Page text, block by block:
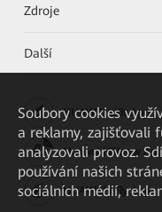
Zdroje
Další
HUAWEI eKit App
Huawei HiKnow App
HUAWEI eFly App
Soubory cookies
a reklamy, zajišťovali
analyzovali provoz.
používání našich
sociálních médií,